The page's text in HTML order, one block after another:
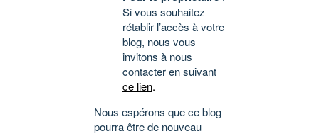
Si vous souhaitez
rétablir l’accès à votre
blog, nous vous
invitons à nous
contacter en suivant
ce lien.
Nous espérons que ce blog
pourra être de nouveau